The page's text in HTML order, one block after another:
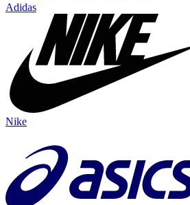
Adidas
Nike